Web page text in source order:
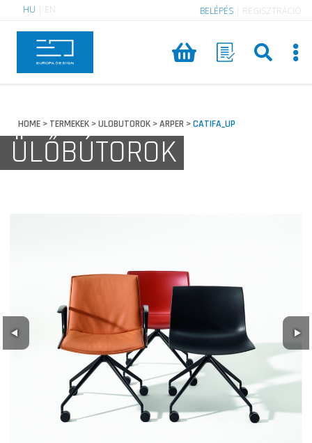
HU EN BELÉPÉS REGISZTRÁCIÓ
HOME > TERMEKEK >ULOBUTOROK >ARPER >CATIFA_UP
ÜLŐBÚTOROK